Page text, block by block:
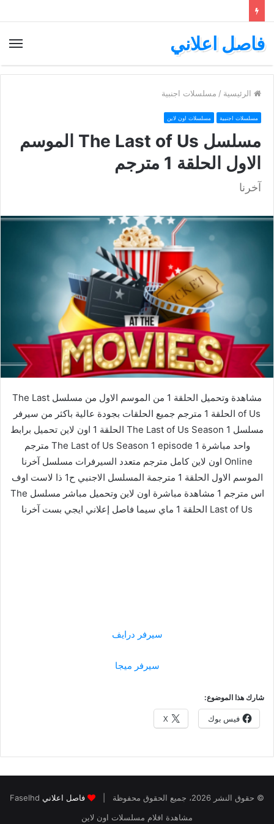
فاصل اعلاني
الرئيسية / مسلسلات اجنبية
مسلسلات اجنبية مسلسلات اون لاين
مسلسل The Last of Us الموسم
الاول الحلقة 1 مترجم
آخرنا
مشاهدة وتحميل الحلقة 1 من الموسم الاول من مسلسل The Last
of Us الحلقة 1 مترجم جميع الحلقات بجودة عالية باكثر من سيرفر
مسلسل The Last of Us Season 1 الحلقة 1 اون لاين تحميل برابط
واحد مباشرة The Last of Us Season 1 episode 1 مترجم
Online اون لاين كامل مترجم متعدد السيرفرات مسلسل آخرنا
الموسم الاول الحلقة 1 مترجمة المسلسل الاجنبي ح1 ذا لاست اوف
اس مترجم 1 مشاهدة مباشرة اون لاين وتحميل مباشر مسلسل The
Last of Us الحلقة 1 ماي سيما فاصل إعلاني ايجي بست آخرنا
سيرفر درايف
سيرفر ميجا
شارك هذا الموضوع:
فيس بوك X
© حقوق النشر 2026، جميع الحقوق محفوظة | فاصل اعلاني Faselhd
مشاهدة افلام مسلسلات اون لاين